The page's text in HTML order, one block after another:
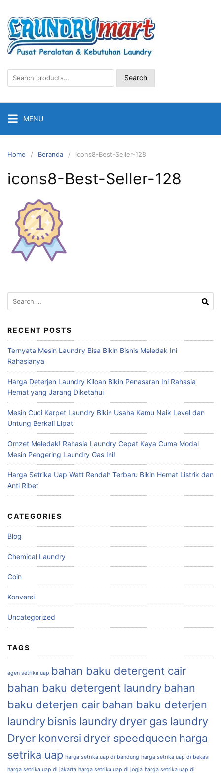
content
Search
for:
Search
MENU
Home Beranda icons8-Best-Seller-128
icons8-Best-Seller-128
Search
for:
RECENT POSTS
Ternyata Mesin Laundry Bisa Bikin Bisnis Meledak Ini
Rahasianya
Harga Deterjen Laundry Kiloan Bikin Penasaran Ini Rahasia
Hemat yang Jarang Diketahui
Mesin Cuci Karpet Laundry Bikin Usaha Kamu Naik Level dan
Untung Berkali Lipat
Omzet Meledak! Rahasia Laundry Cepat Kaya Cuma Modal
Mesin Pengering Laundry Gas Ini!
Harga Setrika Uap Watt Rendah Terbaru Bikin Hemat Listrik dan
Anti Ribet
CATEGORIES
Blog
Chemical Laundry
Coin
Konversi
Uncategorized
TAGS
agen setrika uap bahan baku detergent cair
bahan baku detergent laundry bahan
baku deterjen cair bahan baku deterjen
laundry bisnis laundrydryer gas laundry
Dryer konversi dryer speedqueen harga
setrika uap harga setrika uap di bandung harga setrika uap di bekasi
harga setrika uap di jakarta harga setrika uap di jogja harga setrika uap di